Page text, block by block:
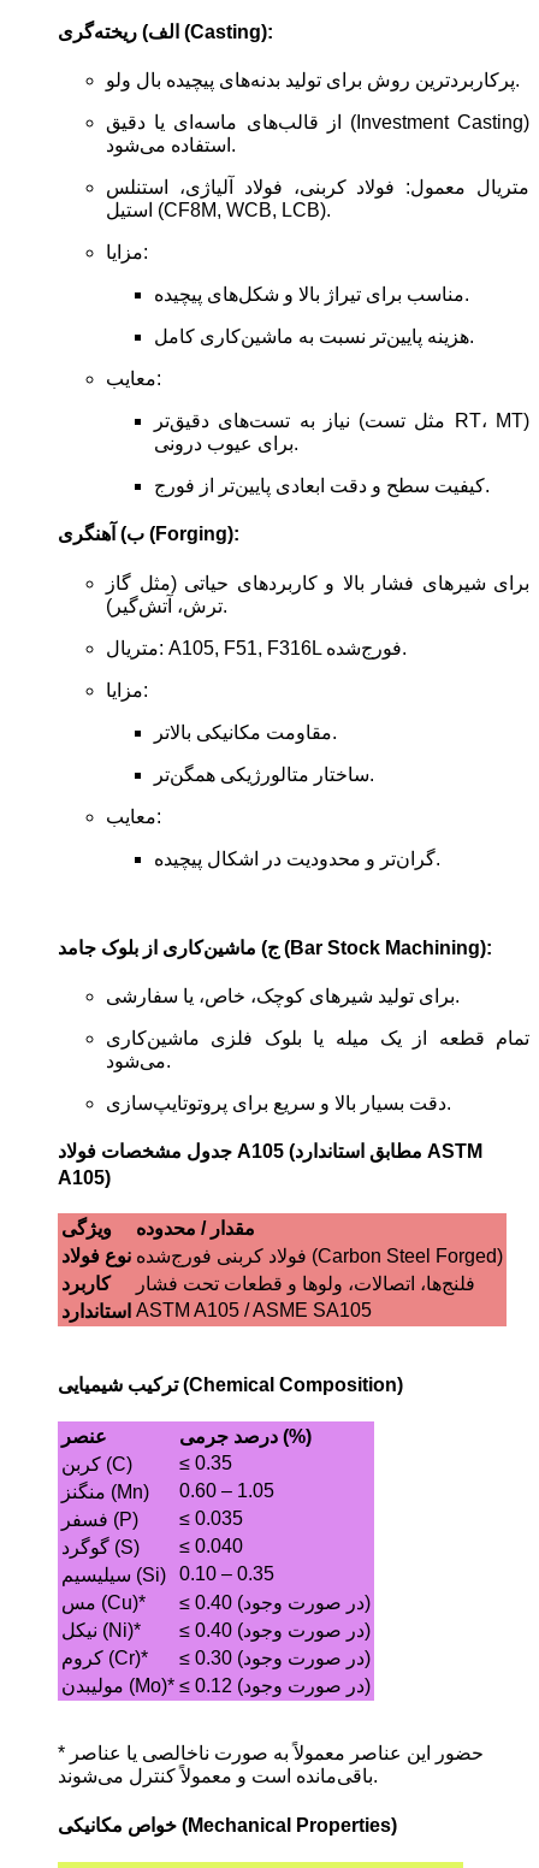
الف) ریخته‌گری (Casting):
پرکاربردترین روش برای تولید بدنه‌های پیچیده بال ولو.
از قالب‌های ماسه‌ای یا دقیق (Investment Casting)
استفاده می‌شود.
متریال معمول: فولاد کربنی، فولاد آلیاژی، استنلس
استیل (CF8M, WCB, LCB).
مزایا:
مناسب برای تیراژ بالا و شکل‌های پیچیده.
هزینه پایین‌تر نسبت به ماشین‌کاری کامل.
معایب:
نیاز به تست‌های دقیق‌تر (مثل تست RT، MT)
برای عیوب درونی.
کیفیت سطح و دقت ابعادی پایین‌تر از فورج.
ب) آهنگری (Forging):
برای شیرهای فشار بالا و کاربردهای حیاتی (مثل گاز
ترش، آتش‌گیر).
متریال: A105, F51, F316L فورج‌شده.
مزایا:
مقاومت مکانیکی بالاتر.
ساختار متالورژیکی همگن‌تر.
معایب:
گران‌تر و محدودیت در اشکال پیچیده.
ج) ماشین‌کاری از بلوک جامد (Bar Stock Machining):
برای تولید شیرهای کوچک، خاص، یا سفارشی.
تمام قطعه از یک میله یا بلوک فلزی ماشین‌کاری
می‌شود.
دقت بسیار بالا و سریع برای پروتوتایپ‌سازی.
جدول مشخصات فولاد A105 (مطابق استاندارد ASTM
A105)
ویژگی
مقدار / محدوده
نوع فولاد
فولاد کربنی فورج‌شده (Carbon Steel Forged)
کاربرد
فلنج‌ها، اتصالات، ولوها و قطعات تحت فشار
استاندارد ASTM A105 / ASME SA105
ترکیب شیمیایی (Chemical Composition)
عنصر
درصد جرمی (%)
کربن (C)
≤ 0.35
منگنز (Mn)
0.60 – 1.05
فسفر (P)
≤ 0.035
گوگرد (S)
≤ 0.040
سیلیسیم (Si)
0.10 – 0.35
مس (Cu)*
≤ 0.40 (در صورت وجود)
نیکل (Ni)*
≤ 0.40 (در صورت وجود)
کروم (Cr)*
≤ 0.30 (در صورت وجود)
مولیبدن (Mo)*
≤ 0.12 (در صورت وجود)
* حضور این عناصر معمولاً به صورت ناخالصی یا عناصر
باقی‌مانده است و معمولاً کنترل می‌شوند.
خواص مکانیکی (Mechanical Properties)